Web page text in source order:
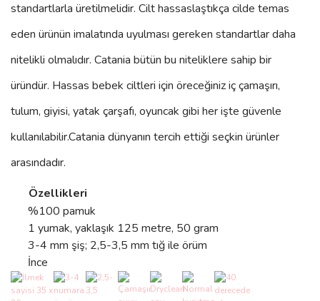
standartlarla üretilmelidir. Cilt hassaslaştıkça cilde temas
eden ürünün imalatında uyulması gereken standartlar daha
nitelikli olmalıdır. Catania bütün bu niteliklere sahip bir
üründür. Hassas bebek ciltleri için öreceğiniz iç çamaşırı,
tulum, giyisi, yatak çarşafı, oyuncak gibi her işte güvenle
kullanılabilir.Catania dünyanın tercih ettiği seçkin ürünler
arasındadır.
Özellikleri
%100 pamuk
1 yumak, yaklaşık 125 metre, 50 gram
3-4 mm şiş; 2,5-3,5 mm tığ ile örüm
İnce